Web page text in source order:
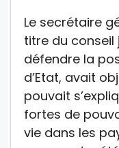
Le secrétaire
titre du conseil
défendre la
d’Etat, avait
pouvait
fortes de
vie dans les